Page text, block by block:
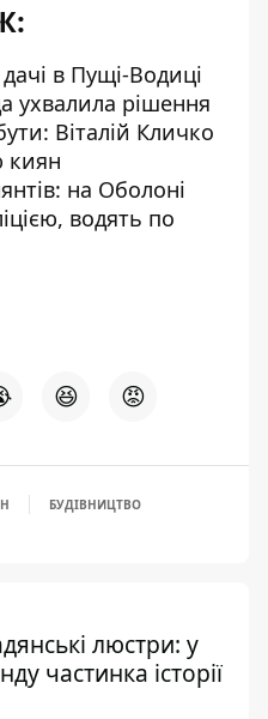
в Пущі-Водиці
ухвалила рішення
Віталій Кличко
киян
на Оболоні
водять по
😆 😡
БУДІВНИЦТВО
люстри: у
частинка історії